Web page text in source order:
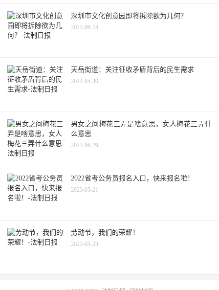
深圳市文化创意园即将拆除欲为几何？
2023-09-14
天岳街道：关注征收矛盾背后的民生需求
2024-05-30
男女之间梅花三弄是啥意思，女人梅花三弄什
么意思
2023-06-29
2022省考公务员报名入口，快来报名啦！
2023-05-21
劳动节，我们的荣耀！
2023-05-23